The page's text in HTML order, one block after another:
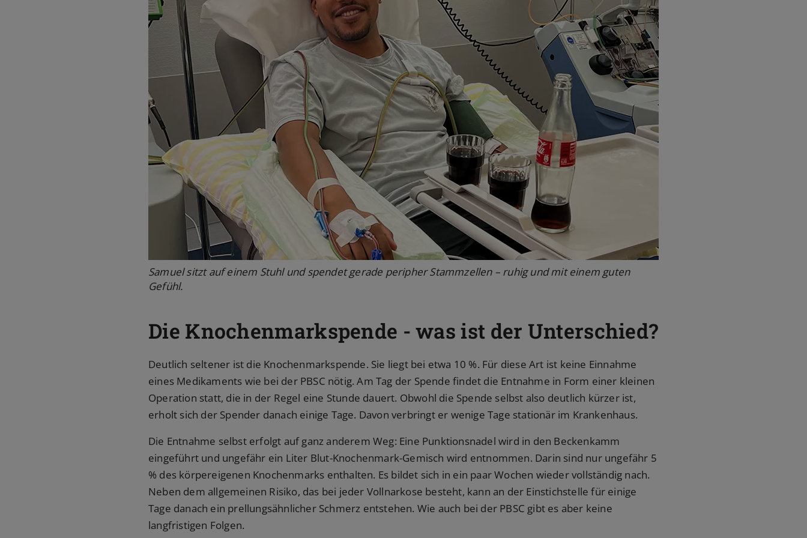
Samuel sitzt auf einem Stuhl und spendet gerade peripher Stammzellen – ruhig und mit einem guten
Gefühl.
Die Knochenmarkspende - was ist der Unterschied?
Deutlich seltener ist die Knochenmarkspende. Sie liegt bei etwa 10 %. Für diese Art ist keine Einnahme
eines Medikaments wie bei der PBSC nötig. Am Tag der Spende findet die Entnahme in Form einer kleinen
Operation statt, die in der Regel eine Stunde dauert. Obwohl die Spende selbst also deutlich kürzer ist,
erholt sich der Spender danach einige Tage. Davon verbringt er wenige Tage stationär im Krankenhaus.
Die Entnahme selbst erfolgt auf ganz anderem Weg: Eine Punktionsnadel wird in den Beckenkamm
eingeführt und ungefähr ein Liter Blut-Knochenmark-Gemisch wird entnommen. Darin sind nur ungefähr 5
% des körpereigenen Knochenmarks enthalten. Es bildet sich in ein paar Wochen wieder vollständig nach.
Neben dem allgemeinen Risiko, das bei jeder Vollnarkose besteht, kann an der Einstichstelle für einige
Tage danach ein prellungsähnlicher Schmerz entstehen. Wie auch bei der PBSC gibt es aber keine
langfristigen Folgen.